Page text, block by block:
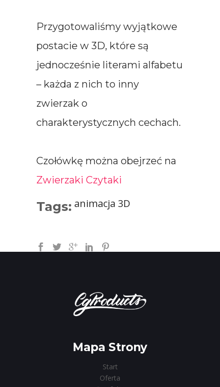
Przygotowaliśmy wyjątkowe
postacie w 3D, które są
jednocześnie literami alfabetu
– każda z nich to inny
zwierzak o
charakterystycznych cechach.
Czołówkę można obejrzeć na
Zwierzaki Czytaki
Tags: animacja 3D
Mapa Strony
Start
Oferta